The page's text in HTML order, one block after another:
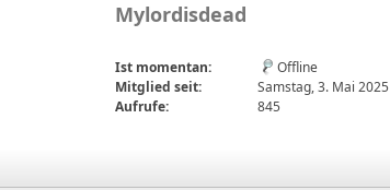
Mylordisdead
Ist momentan:
Offline
Mitglied seit:
Samstag, 3. Mai 2025
Aufrufe:
845